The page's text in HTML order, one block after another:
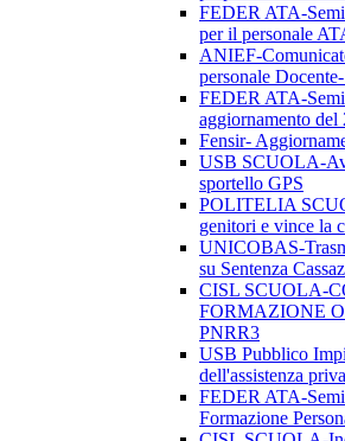
FEDER ATA-
per il personale
ANIEF-
personale
FEDER ATA-
aggiornamento del
Fensir-
USB SCUOLA-
sportello GPS
POLITELIA
genitori e vince la
UNICOBAS-
su Sentenza
CISL SCUOLA-
FORMAZIONE
PNRR3
USB Pubblico
dell'assistenza
FEDER ATA-
Formazione